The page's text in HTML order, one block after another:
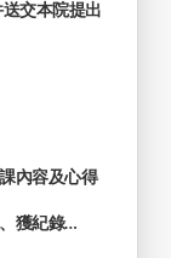
交本院提出
內容及心得
獲紀錄…